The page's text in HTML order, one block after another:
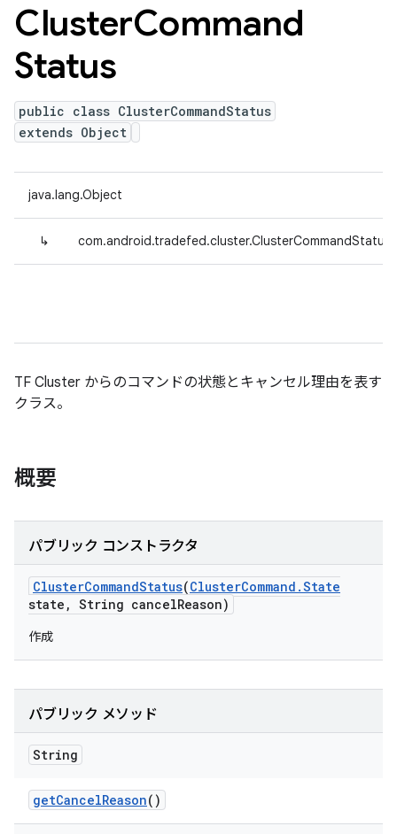
ClusterCommand
Status
public class ClusterCommandStatus
extends Object
java.lang.Object
↳ com.android.tradefed.cluster.ClusterCommandStatus
TF Cluster からのコマンドの状態とキャンセル理由を表す
クラス。
概要
パブリック コンストラクタ
ClusterCommandStatus(ClusterCommand .State
state , String cancelReason)
作成
パブリック メソッド
String
getCancelReason()